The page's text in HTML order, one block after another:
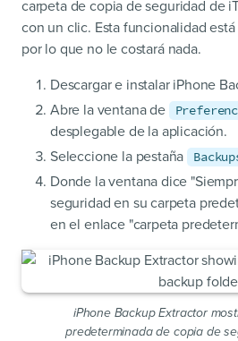
carpeta de copia de seguridad de
con un clic. Esta funcionalidad
por lo que no le costará nada.
Descargar e instalar iPhone
Abre la ventana de
desplegable de la aplicación.
Seleccione la pestaña
Donde la ventana dice
seguridad en su carpeta
en el enlace "carpeta
iPhone Backup Extractor
predeterminada de copia de